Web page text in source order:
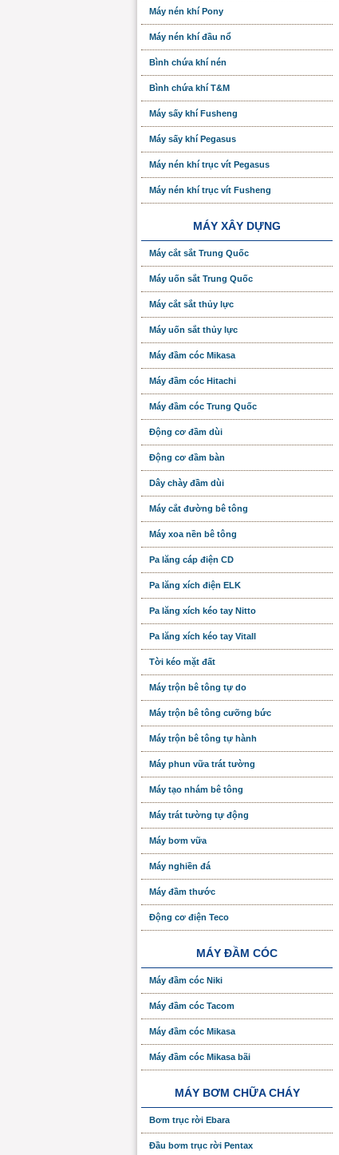
Máy nén khí Pony
Máy nén khí đầu nổ
Bình chứa khí nén
Bình chứa khí T&M
Máy sấy khí Fusheng
Máy sấy khí Pegasus
Máy nén khí trục vít Pegasus
Máy nén khí trục vít Fusheng
MÁY XÂY DỰNG
Máy cắt sắt Trung Quốc
Máy uốn sắt Trung Quốc
Máy cắt sắt thủy lực
Máy uốn sắt thủy lực
Máy đầm cóc Mikasa
Máy đầm cóc Hitachi
Máy đầm cóc Trung Quốc
Động cơ đầm dùi
Động cơ đầm bàn
Dây chày đầm dùi
Máy cắt đường bê tông
Máy xoa nền bê tông
Pa lăng cáp điện CD
Pa lăng xích điện ELK
Pa lăng xích kéo tay Nitto
Pa lăng xích kéo tay Vitall
Tời kéo mặt đất
Máy trộn bê tông tự do
Máy trộn bê tông cưỡng bức
Máy trộn bê tông tự hành
Máy phun vữa trát tường
Máy tạo nhám bê tông
Máy trát tường tự động
Máy bơm vữa
Máy nghiền đá
Máy đầm thước
Động cơ điện Teco
MÁY ĐẦM CÓC
Máy đầm cóc Niki
Máy đầm cóc Tacom
Máy đầm cóc Mikasa
Máy đầm cóc Mikasa bãi
MÁY BƠM CHỮA CHÁY
Bơm trục rời Ebara
Đầu bơm trục rời Pentax